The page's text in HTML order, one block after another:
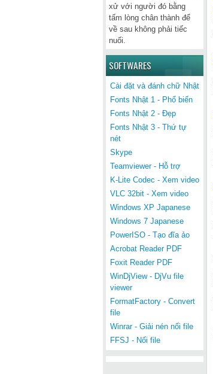
xử với người đó bằng
tấm lòng chân thành để
về sau không phải tiếc
nuối.
SOFTWARES
Cài đặt và đánh chữ Nhật
Fonts Nhật 1 - Phổ biến
Fonts Nhật 2 - Đẹp
Fonts Nhật 3 - Thứ tự
nét
Skype
Teamviewer - Hỗ trợ
K-Lite Codec - Xem video
VLC 32bit - Xem video
Windows XP Japanese
Windows 7 Japanese
PowerISO - Tạo đĩa ảo
Acrobat Reader PDF
Foxit Reader PDF
WinDjView - DjVu file
viewer
FormatFactory - Convert
file
Winrar - Giải nén nối file
FFSJ - Nối file